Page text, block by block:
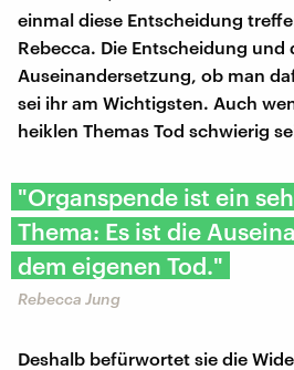
einmal diese Entscheidung
Rebecca. Die Entscheidung und
Auseinandersetzung, ob man
sei ihr am Wichtigsten. Auch
heiklen Themas Tod schwierig
"Organspende ist ein
Thema: Es ist die
dem eigenen Tod."
Rebecca Jung
Deshalb befürwortet sie die